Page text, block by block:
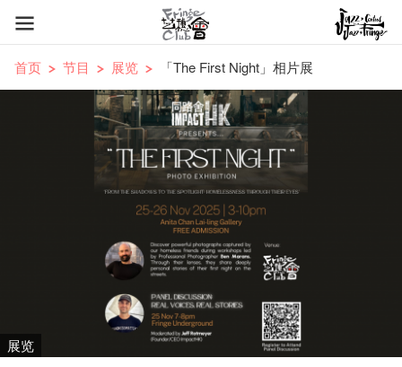
首页 节目 展览 「The First Night」相片展
展览